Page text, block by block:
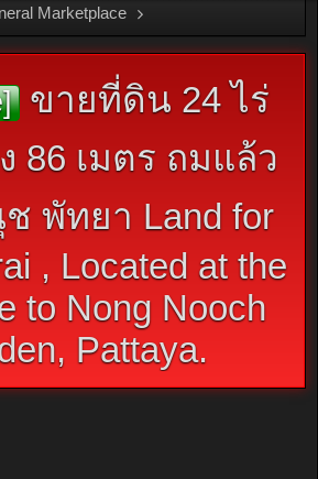
Marketplace
หมู่
ขายที่ดิน 24 ไร่
86 เมตร ถมแล้ว
พัทยา Land for
, Located at the
to Nong Nooch
Pattaya.